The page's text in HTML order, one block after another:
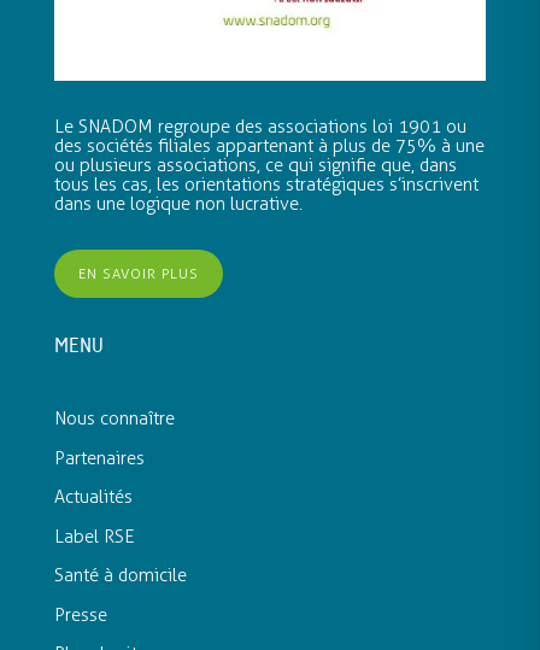
Le SNADOM regroupe des associations loi 1901 ou
des sociétés filiales appartenant à plus de 75% à une
ou plusieurs associations, ce qui signifie que, dans
tous les cas, les orientations stratégiques s’inscrivent
dans une logique non lucrative.
EN SAVOIR PLUS
MENU
Nous connaître
Partenaires
Actualités
Label RSE
Santé à domicile
Presse